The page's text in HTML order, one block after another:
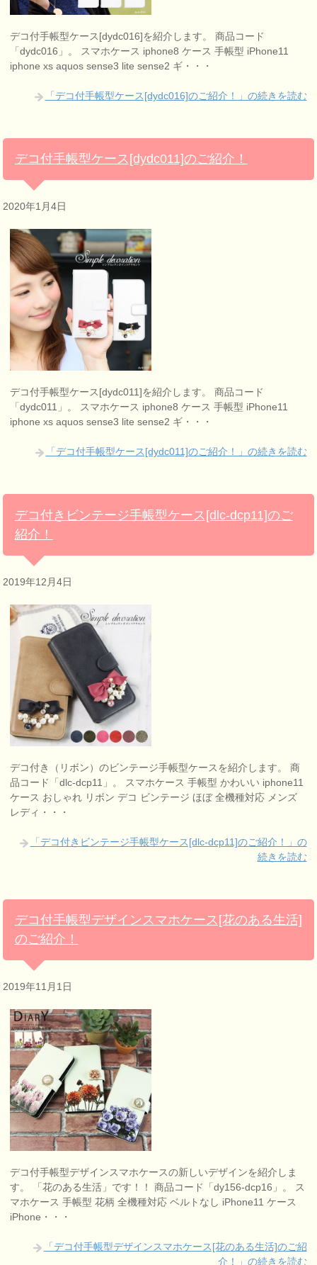
デコ付手帳型ケース[dydc016]を紹介します。 商品コード
「dydc016」。 スマホケース iphone8 ケース 手帳型 iPhone11
iphone xs aquos sense3 lite sense2 ギ・・・
「デコ付手帳型ケース[dydc016]のご紹介！」の続きを読む
デコ付手帳型ケース[dydc011]のご紹介！
2020年1月4日
デコ付手帳型ケース[dydc011]を紹介します。 商品コード
「dydc011」。 スマホケース iphone8 ケース 手帳型 iPhone11
iphone xs aquos sense3 lite sense2 ギ・・・
「デコ付手帳型ケース[dydc011]のご紹介！」の続きを読む
デコ付きビンテージ手帳型ケース[dlc-dcp11]のご
紹介！
2019年12月4日
デコ付き（リボン）のビンテージ手帳型ケースを紹介します。 商
品コード「dlc-dcp11」。 スマホケース 手帳型 かわいい iphone11
ケース おしゃれ リボン デコ ビンテージ ほぼ 全機種対応 メンズ
レディ・・・
「デコ付きビンテージ手帳型ケース[dlc-dcp11]のご紹介！」の
続きを読む
デコ付手帳型デザインスマホケース[花のある生活]
のご紹介！
2019年11月1日
デコ付手帳型デザインスマホケースの新しいデザインを紹介しま
す。 「花のある生活」です！！ 商品コード「dy156-dcp16」。 ス
マホケース 手帳型 花柄 全機種対応 ベルトなし iPhone11 ケース
iPhone・・・
「デコ付手帳型デザインスマホケース[花のある生活]のご紹
介！」の続きを読む